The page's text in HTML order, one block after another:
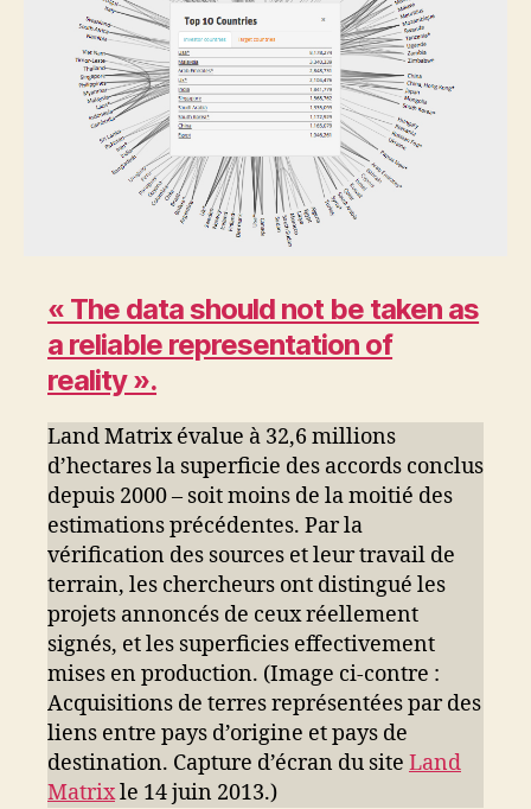
« The data should not be taken as
a reliable representation of
reality ».
Land Matrix évalue à 32,6 millions
d’hectares la superficie des accords conclus
depuis 2000 – soit moins de la moitié des
estimations précédentes. Par la
vérification des sources et leur travail de
terrain, les chercheurs ont distingué les
projets annoncés de ceux réellement
signés, et les superficies effectivement
mises en production. (Image ci-contre :
Acquisitions de terres représentées par des
liens entre pays d’origine et pays de
destination. Capture d’écran du site Land
Matrixle 14 juin 2013.)